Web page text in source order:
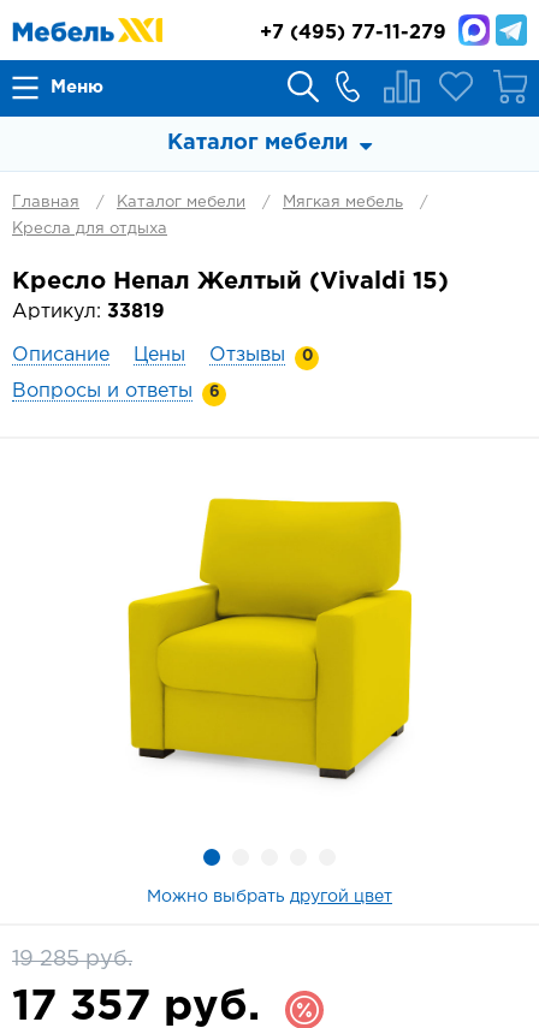
Меню
+7 (495) 77-11-279
Каталог мебели
Главная Каталог мебели
Мягкая мебель
Кресла для отдыха
Кресло Непал Желтый (Vivaldi 15)
Артикул: 33819
Описание Цены Отзывы 0
Вопросы и ответы 6
Можно выбрать другой цвет
19 285 руб.
17 357 руб.